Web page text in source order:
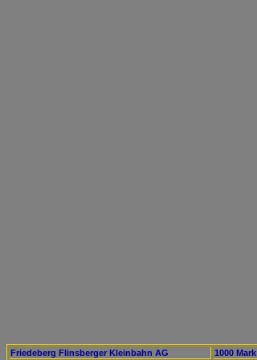
Friedeberg Flinsberger Kleinbahn AG 1000 Mark